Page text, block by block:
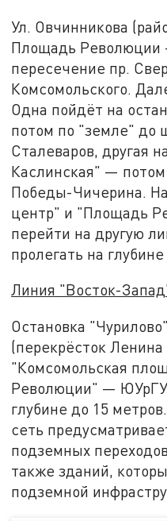
Ул. Овчинникова
Площадь Революции
пересечение пр.
Комсомольского.
Одна пойдёт на
потом по "земле" до
Сталеваров, другая
Каслинская" —
Победы-Чичерина.
центр" и "Площадь
перейти на другую
пролегать на глубине
Линия "Восток-
Остановка
(перекрёсток
"Комсомольская
Революции" —
глубине до 15
сеть
подземных
также зданий,
подземной